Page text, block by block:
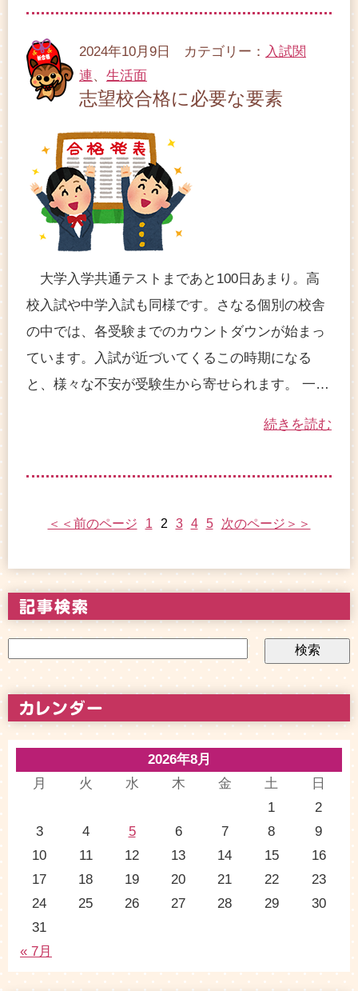
2024年10月9日 カテゴリー： 入試関
連、 生活面
志望校合格に必要な要素
大学入学共通テストまであと100日あまり。高
校入試や中学入試も同様です。さなる個別の校舎
の中では、各受験までのカウントダウンが始まっ
ています。入試が近づいてくるこの時期になる
と、様々な不安が受験生から寄せられます。 一…
続きを読む
＜＜前のページ 1 2 3 4 5 次のページ＞＞
2026年8月
月
火 水 木 金 土 日
« 7月
1
2
3
4 5 6 7 8
9
10
11 12 13 14 15
16
17
18 19 20 21 22
23
24
25 26 27 28 29
30
31